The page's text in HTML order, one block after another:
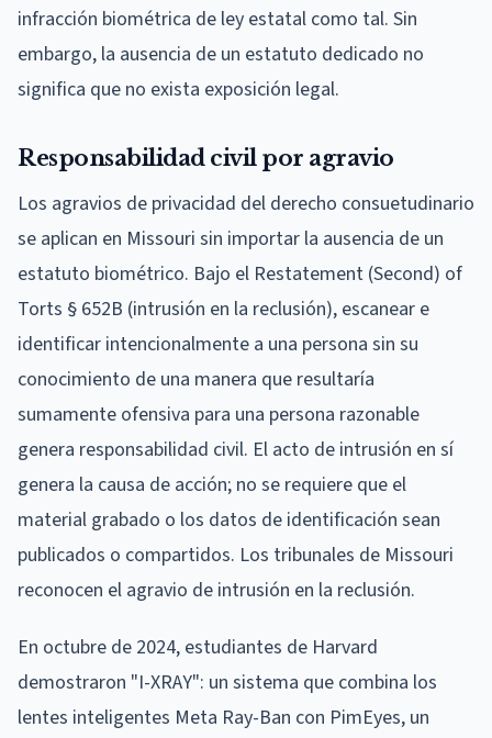
infracción biométrica de ley estatal como tal. Sin
embargo, la ausencia de un estatuto dedicado no
significa que no exista exposición legal.
Responsabilidad civil por agravio
Los agravios de privacidad del derecho consuetudinario
se aplican en Missouri sin importar la ausencia de un
estatuto biométrico. Bajo el Restatement (Second) of
Torts § 652B (intrusión en la reclusión), escanear e
identificar intencionalmente a una persona sin su
conocimiento de una manera que resultaría
sumamente ofensiva para una persona razonable
genera responsabilidad civil. El acto de intrusión en sí
genera la causa de acción; no se requiere que el
material grabado o los datos de identificación sean
publicados o compartidos. Los tribunales de Missouri
reconocen el agravio de intrusión en la reclusión.
En octubre de 2024, estudiantes de Harvard
demostraron "I-XRAY": un sistema que combina los
lentes inteligentes Meta Ray-Ban con PimEyes, un